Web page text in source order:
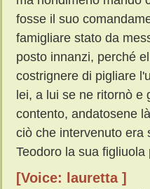
fosse il suo
famigliare stato da
posto innanzi, perché
costrignere di pigliare
lei, a lui se ne ritornò
contento, andatosene
ciò che intervenuto era
Teodoro la sua
[Voice: lauretta ]